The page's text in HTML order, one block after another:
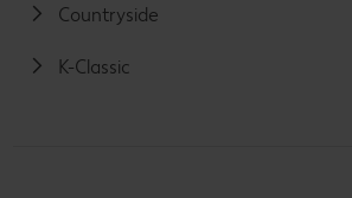
Countryside
K-Classic